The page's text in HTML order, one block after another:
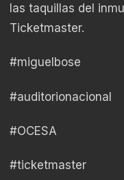
las taquillas del
Ticketmaster.
#miguelbose
#auditorionacional
#OCESA
#ticketmaster